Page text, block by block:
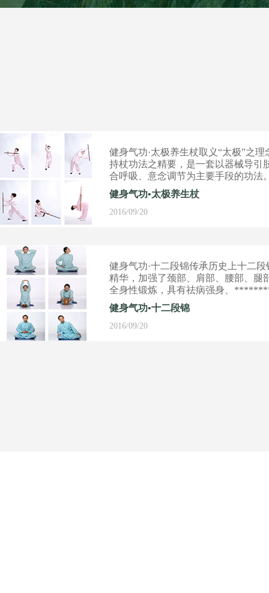
健身气功·太极养生杖取义“太极”之理
持杖功法之精要，是一套以器械导引
合呼吸、意念调节为主要手段的功法
健身气功•太极养生杖
2016/09/20
健身气功·十二段锦传承历史上十二
精华，加强了颈部、肩部、腰部、腿
全身性锻炼，具有祛病强身、
效。
健身气功•十二段锦
2016/09/20